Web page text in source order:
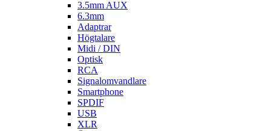
3.5mm AUX
6.3mm
Adaptrar
Högtalare
Midi / DIN
Optisk
RCA
Signalomvandlare
Smartphone
SPDIF
USB
XLR